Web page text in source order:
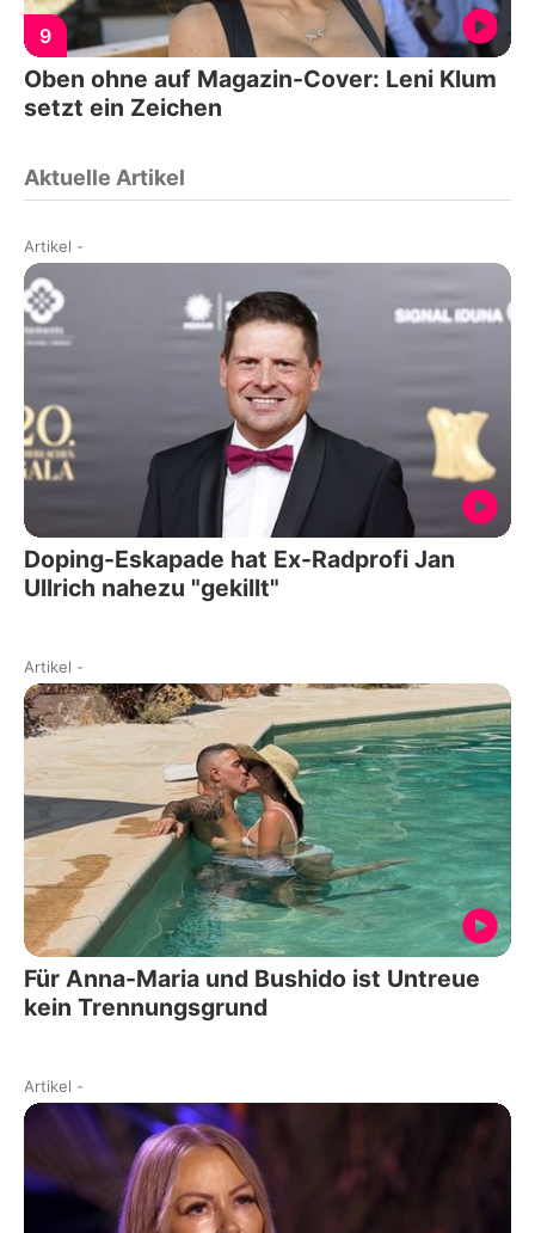
9
Oben ohne auf Magazin-Cover: Leni Klum
setzt ein Zeichen
Aktuelle Artikel
Artikel -
Doping-Eskapade hat Ex-Radprofi Jan
Ullrich nahezu "gekillt"
Artikel -
Für Anna-Maria und Bushido ist Untreue
kein Trennungsgrund
Artikel -